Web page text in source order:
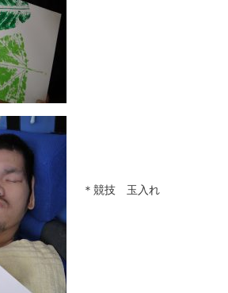
＊競技 玉入れ